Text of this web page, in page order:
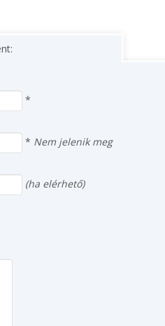
*
* Nem jelenik meg
(ha elérhető)